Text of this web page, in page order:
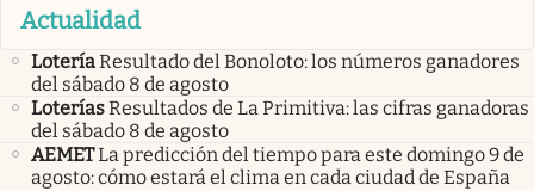
Actualidad
LoteríaResultado del Bonoloto: los números ganadores
del sábado 8 de agosto
LoteríasResultados de La Primitiva: las cifras ganadoras
del sábado 8 de agosto
AEMETLa predicción del tiempo para este domingo 9 de
agosto: cómo estará el clima en cada ciudad de España